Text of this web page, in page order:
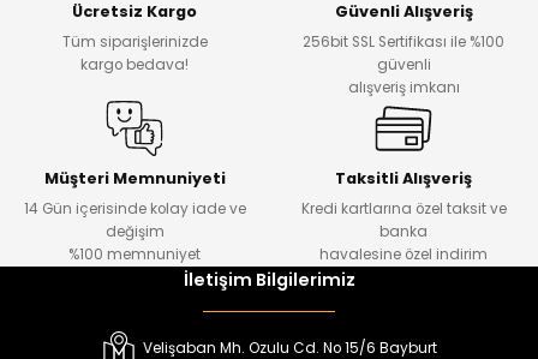
Kampçı Minik Erkek Çocuk 2'li Şortlu Takım
Kampçı Minik Erkek Çocuk 2'li Şortlu Takım
Ücretsiz Kargo
Tüm siparişlerinizde
kargo bedava!
Güvenli Alışveriş
256bit SSL Sertifikası ile %100
güvenli
alışveriş imkanı
Müşteri Memnuniyeti
14 Gün içerisinde kolay iade ve
değişim
%100 memnuniyet
Taksitli Alışveriş
Kredi kartlarına özel taksit ve
banka
havalesine özel indirim
İletişim Bilgilerimiz
Velişaban Mh. Ozulu Cd. No 15/6 Bayburt